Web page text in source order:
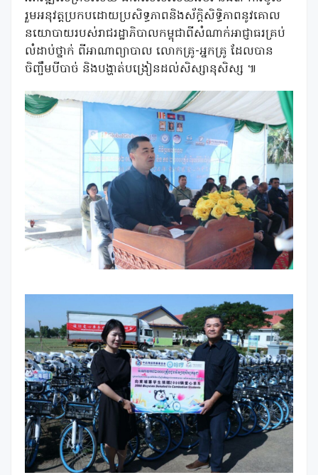
រួមអនុវត្តប្រកបដោយប្រសិទ្ធភាពនិងស័ក្តិសិទ្ធិភាពនូវគោល
នយោបាយរបស់រាជរដ្ឋាភិបាលកម្ពុជាពីសំណាក់អាជ្ញាធរគ្រប់
លំដាប់ថ្នាក់ ពីអាណាព្យាបាល លោកគ្រូ-អ្នកគ្រូ ដែលបាន
ចិញ្ចឹមបីបាច់ និងបង្ហាត់បង្រៀនដល់សិស្សានុសិស្ស ៕